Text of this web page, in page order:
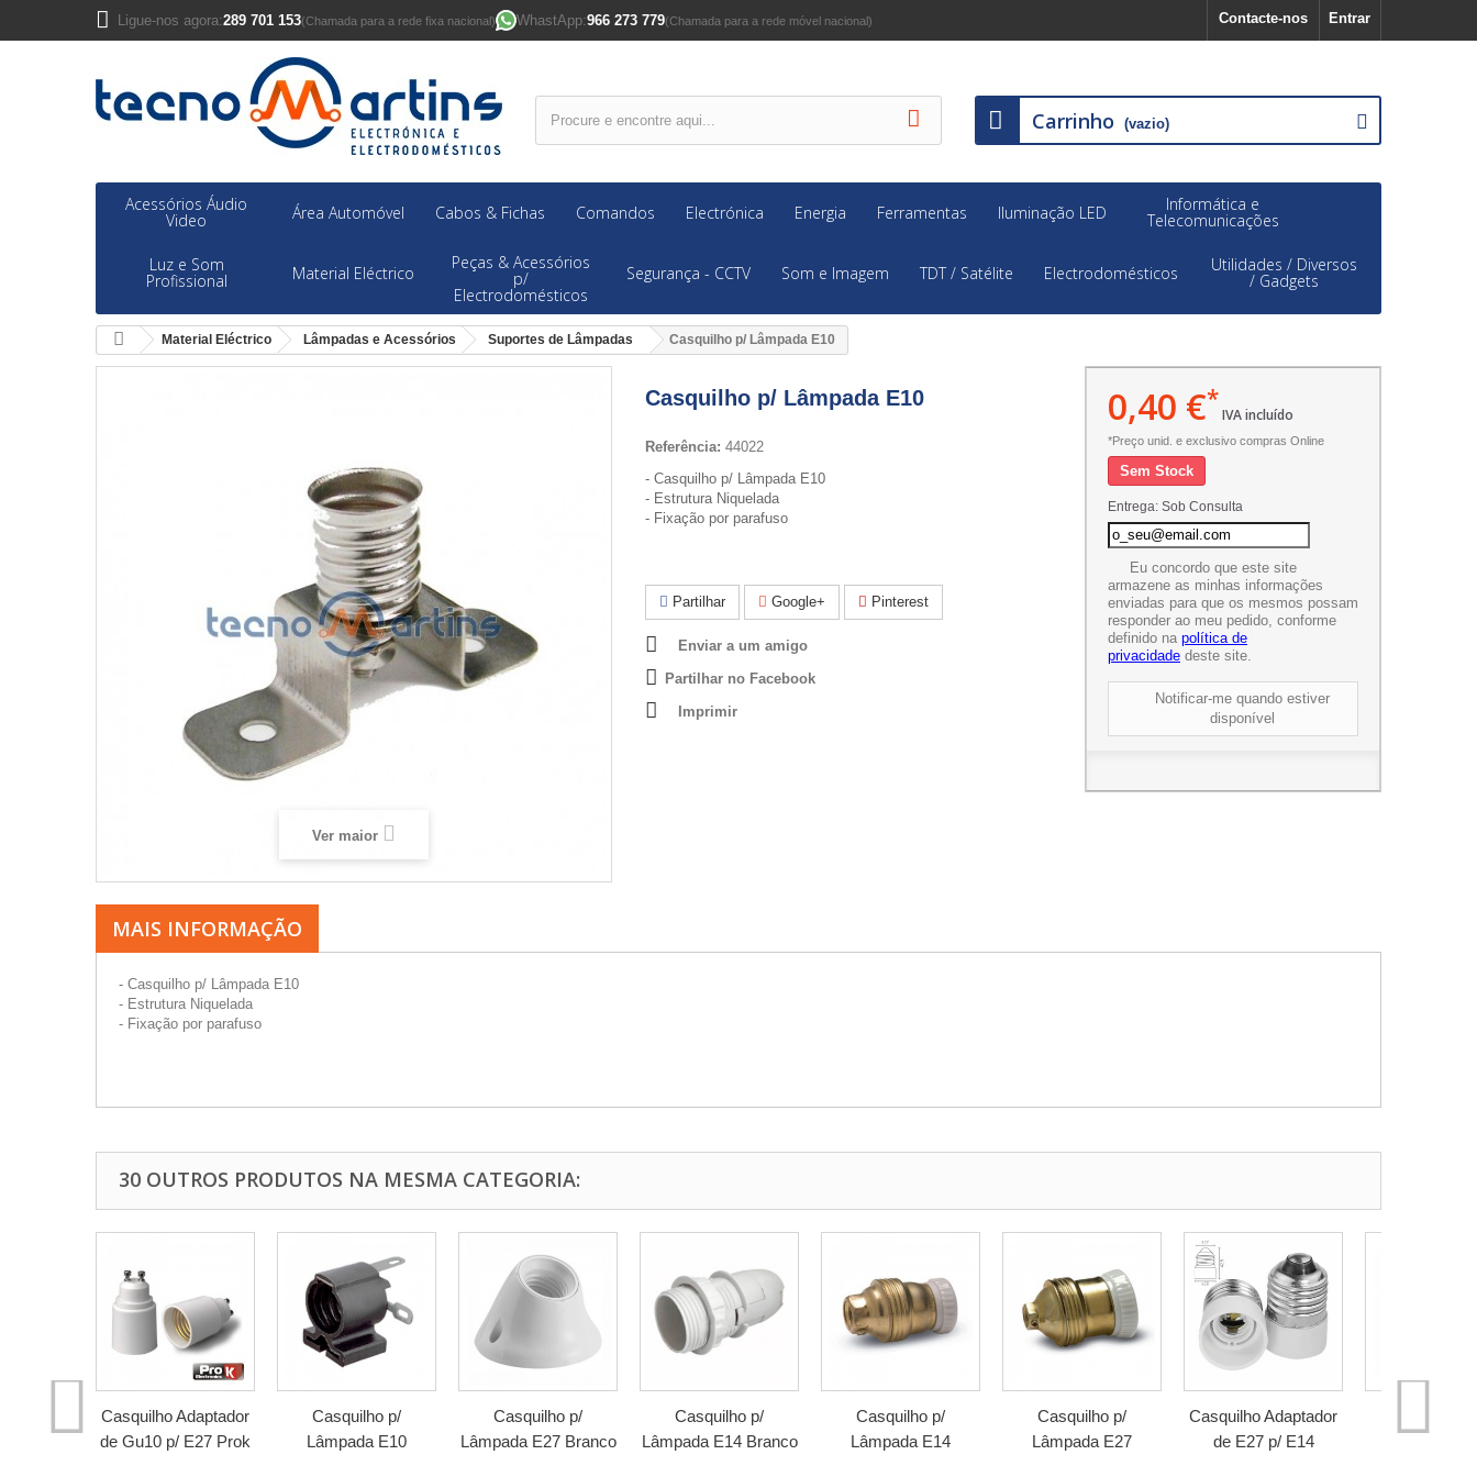
Entrar
Contacte-nos
Ligue-nos agora:289 701 153(Chamada para a rede fixa nacional) WhastApp:966 273 779(Chamada para a rede móvel nacional)
Carrinho (vazio)
Acessórios Áudio
Video Área Automóvel Cabos & Fichas Comandos Electrónica Energia Ferramentas Iluminação LED Informática e
Telecomunicações
Luz e Som
Profissional Material Eléctrico
Peças & Acessórios
p/
Electrodomésticos
Segurança - CCTV Som e Imagem TDT / Satélite Electrodomésticos Utilidades / Diversos
/ Gadgets
Material Eléctrico Lâmpadas e Acessórios Suportes de Lâmpadas Casquilho p/ Lâmpada E10
Ver maior
Casquilho p/ Lâmpada E10
Referência: 44022
- Casquilho p/ Lâmpada E10
- Estrutura Niquelada
- Fixação por parafuso
Partilhar Google+ Pinterest
Enviar a um amigo
Partilhar no Facebook
Imprimir
0,40 €*
IVA incluído
*Preço unid. e exclusivo compras Online
Sem Stock
Entrega: Sob Consulta
Eu concordo que este site
armazene as minhas informações
enviadas para que os mesmos possam
responder ao meu pedido, conforme
definido na política de
privacidadedeste site.
Notificar-me quando estiver
disponível
MAIS INFORMAÇÃO
- Casquilho p/ Lâmpada E10
- Estrutura Niquelada
- Fixação por parafuso
30 OUTROS PRODUTOS NA MESMA CATEGORIA:
Casquilho Adaptador
de Gu10 p/ E27 Prok
Casquilho p/
Lâmpada E10
Casquilho p/
Lâmpada E27 Branco
Casquilho p/
Lâmpada E14 Branco
Casquilho p/
Lâmpada E14
Casquilho p/
Lâmpada E27
Casquilho Adaptador
de E27 p/ E14